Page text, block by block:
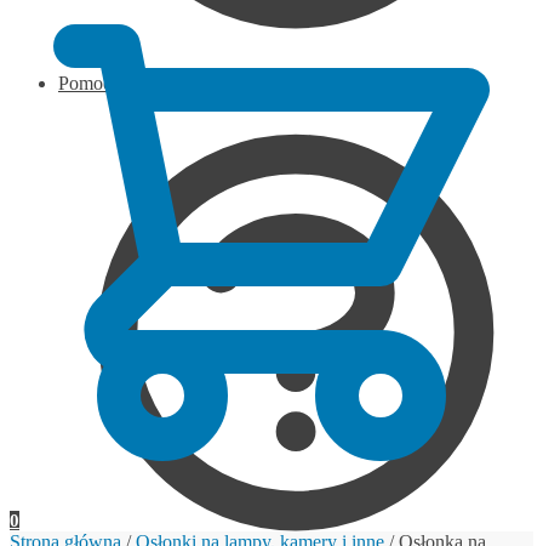
Pomoc
0
Strona główna /Osłonki na lampy, kamery i inne /Osłonka na